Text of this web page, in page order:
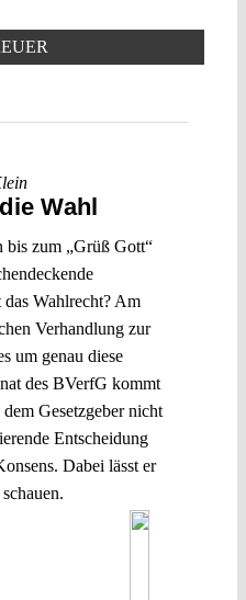
Wahl
zum „Grüß Gott“
Wahlrecht? Am
Verhandlung zur
um genau diese
des BVerfG kommt
Gesetzgeber nicht
Entscheidung
Dabei lässt er